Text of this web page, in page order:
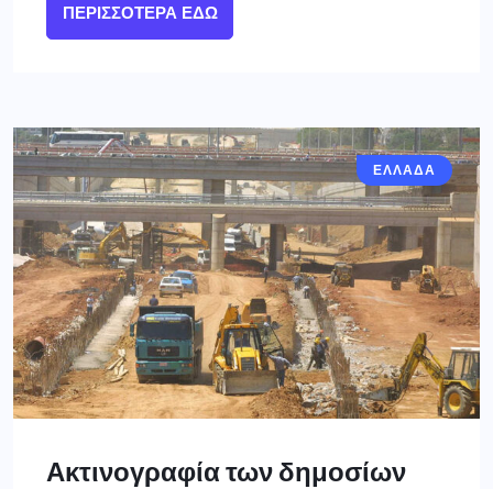
ΠΕΡΙΣΣΌΤΕΡΑ ΕΔΏ
ΕΛΛΑΔΑ
Ακτινογραφία των δημοσίων